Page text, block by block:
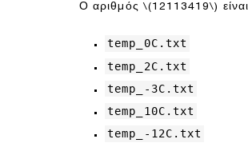
Ο αριθμός \(12113419\)
temp_0C.txt
temp_2C.txt
temp_-3C.txt
temp_10C.txt
temp_-12C.txt